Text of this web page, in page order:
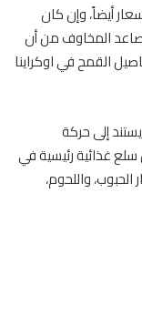
أيضاً، وإن كان
جزئياً إلى تصاعد المخاوف من أن
القمح في اوكراينا
إلى حركة
غذائية رئيسية في
واللحوم،